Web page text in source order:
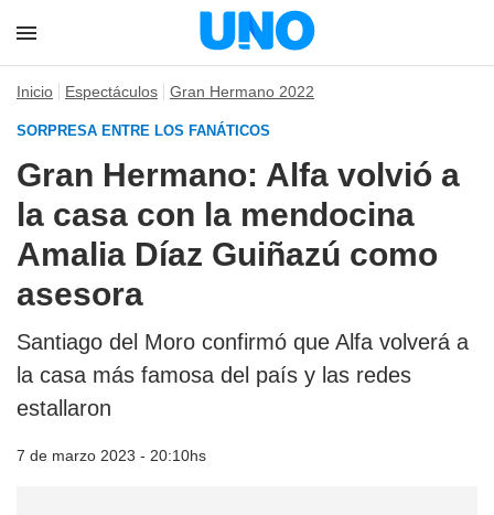
Inicio Espectáculos Gran Hermano 2022
SORPRESA ENTRE LOS FANÁTICOS
Gran Hermano: Alfa volvió a
la casa con la mendocina
Amalia Díaz Guiñazú como
asesora
Santiago del Moro confirmó que Alfa volverá a
la casa más famosa del país y las redes
estallaron
7 de marzo 2023 - 20:10hs